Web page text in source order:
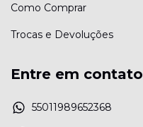
Como Comprar
Trocas e Devoluções
Entre em contato
55011989652368